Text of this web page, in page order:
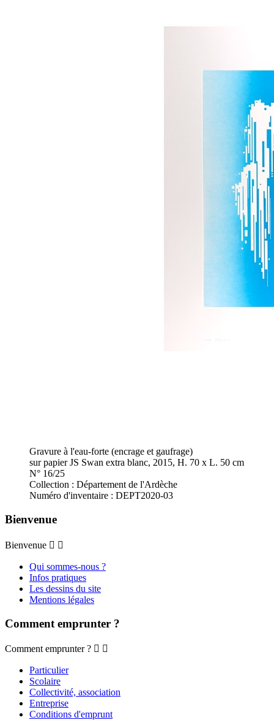
Gravure à l'eau-forte (encrage et gaufrage)
sur papier JS Swan extra blanc, 2015, H. 70 x L. 50 cm
N° 16/25
Collection : Département de l'Ardèche
Numéro d'inventaire : DEPT2020-03
Bienvenue
Bienvenue  
Qui sommes-nous ?
Infos pratiques
Les dessins du site
Mentions légales
Comment emprunter ?
Comment emprunter ?  
Particulier
Scolaire
Collectivité, association
Entreprise
Conditions d'emprunt